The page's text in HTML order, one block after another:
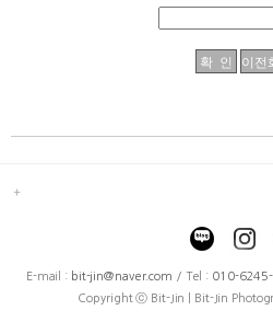
E-mail : bit-jin@naver.com / Tel : 010-
Copyright ⓒ Bit-Jin | Bit-Jin